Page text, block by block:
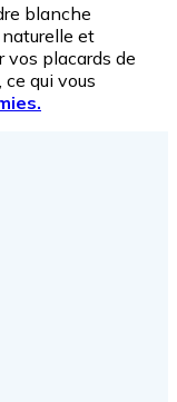
blanche
et
vos placards de
qui vous